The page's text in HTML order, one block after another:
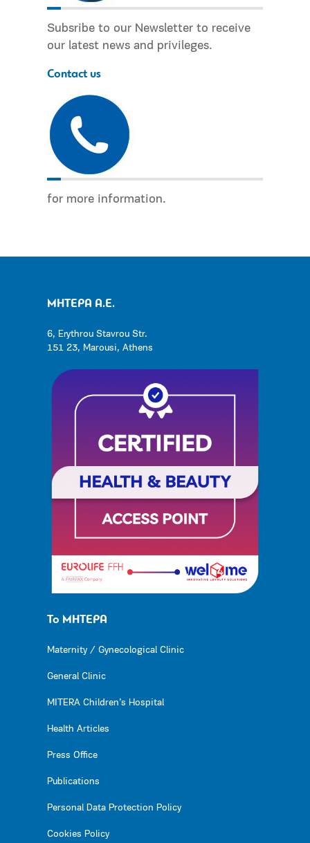
Subsribe to our Newsletter to receive
our latest news and privileges.
Contact us
for more information.
ΜΗΤΕΡΑ Α.Ε.
6, Erythrou Stavrou Str.
151 23, Marousi, Athens
Το ΜΗΤΕΡΑ
Maternity / Gynecological Clinic
General Clinic
MITERA Children’s Hospital
Health Articles
Press Office
Publications
Personal Data Protection Policy
Cookies Policy